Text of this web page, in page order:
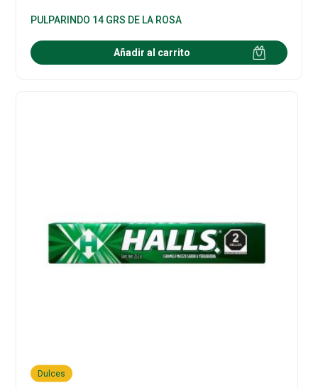
PULPARINDO 14 GRS DE LA ROSA
Añadir al carrito
Dulces